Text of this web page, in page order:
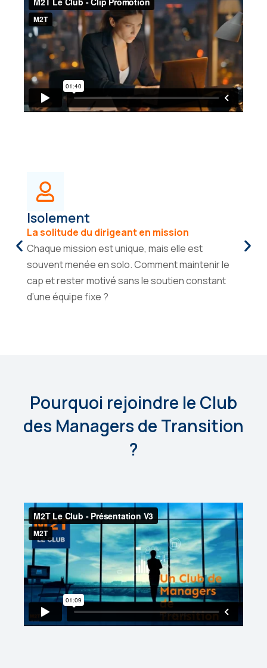
Isolement
La solitude du dirigeant en mission
Chaque mission est unique, mais elle est
souvent menée en solo. Comment maintenir le
cap et rester motivé sans le soutien constant
d’une équipe fixe ?
Pourquoi rejoindre le Club
des Managers de Transition
?